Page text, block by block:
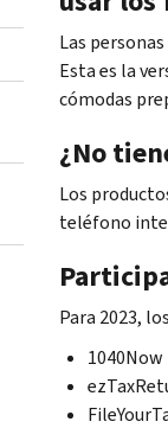
Las
Esta es la
cómodas
¿No
Los
teléfono
Para 2023,
1040Now
ez